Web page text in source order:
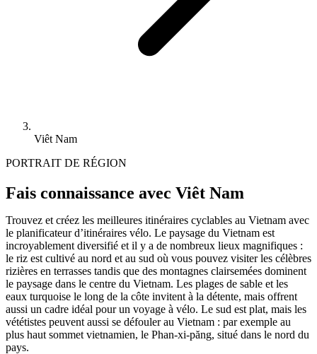
Viêt Nam
PORTRAIT DE RÉGION
Fais connaissance avec Viêt Nam
Trouvez et créez les meilleures itinéraires cyclables au Vietnam avec
le planificateur d’itinéraires vélo. Le paysage du Vietnam est
incroyablement diversifié et il y a de nombreux lieux magnifiques :
le riz est cultivé au nord et au sud où vous pouvez visiter les célèbres
rizières en terrasses tandis que des montagnes clairsemées dominent
le paysage dans le centre du Vietnam. Les plages de sable et les
eaux turquoise le long de la côte invitent à la détente, mais offrent
aussi un cadre idéal pour un voyage à vélo. Le sud est plat, mais les
vététistes peuvent aussi se défouler au Vietnam : par exemple au
plus haut sommet vietnamien, le Phan-xi-păng, situé dans le nord du
pays.